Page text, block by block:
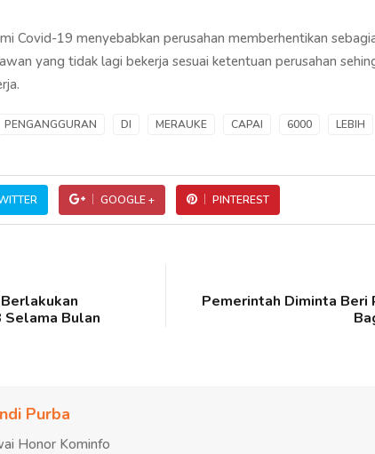
Covid-19 menyebabkan perusahan memberhentikan
yang tidak lagi bekerja sesuai ketentuan perusahan
PENGANGGURAN DI MERAUKE CAPAI 6000 LEBIH
GOOGLE + PINTEREST
Selama Bulan
Pemerintah Diminta Beri
Purba
Honor Kominfo